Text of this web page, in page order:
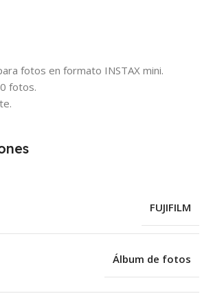
fotos en formato INSTAX mini.
fotos.
FUJIFILM
Álbum de fotos